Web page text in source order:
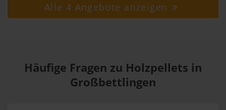
Alle 4 Angebote anzeigen
Häufige Fragen zu Holzpellets in
Großbettlingen